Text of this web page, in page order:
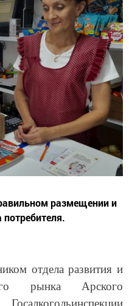
размещении и
отдела развития и
рынка Арского